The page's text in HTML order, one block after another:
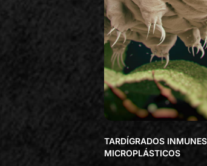
TARDÍGRADOS
MICROPLÁSTICOS